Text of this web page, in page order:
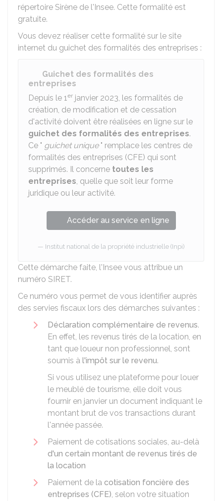
répertoire Sirène de l'Insee. Cette formalité est
gratuite.
Vous devez réaliser cette formalité sur le site
internet du guichet des formalités des entreprises :
Guichet des formalités des
entreprises
Depuis le 1er janvier 2023, les formalités de
création, de modification et de cessation
d'activité doivent être réalisées en ligne sur le
guichet des formalités des entreprises.
Ce " guichet unique" remplace les centres de
formalités des entreprises (CFE) qui sont
supprimés. Il concerne toutes les
entreprises, quelle que soit leur forme
juridique ou leur activité.
Accéder au service en ligne
Institut national de la propriété industrielle (Inpi)
Cette démarche faite, l'Insee vous attribue un
numéro SIRET.
Ce numéro vous permet de vous identifier auprès
des servies fiscaux lors des démarches suivantes :
Déclaration complémentaire de revenus.
En effet, les revenus tirés de la location, en
tant que loueur non professionnel, sont
soumis à l'impôt sur le revenu.
Si vous utilisez une plateforme pour louer
le meublé de tourisme, elle doit vous
fournir en janvier un document indiquant le
montant brut de vos transactions durant
l'année passée.
Paiement de cotisations sociales, au-delà
d'un certain montant de revenus tirés de
la location
Paiement de la cotisation foncière des
entreprises (CFE), selon votre situation